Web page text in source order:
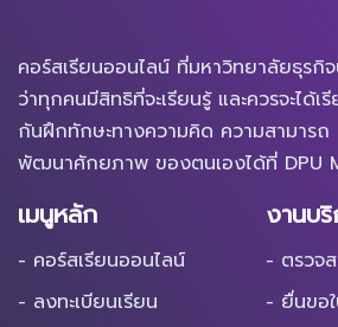
คอร์สเรียนออนไลน์ ที่มหาวิทยาลัยธุรกิ
ว่าทุกคนมีสิทธิที่จะเรียนรู้ และควรจะได้
กันฝึกทักษะทางความคิด ความสามาร
พัฒนาศักยภาพ ของตนเองได้ที่ DPU
เมนูหลัก
- คอร์สเรียนออนไลน์
- ลงทะเบียนเรียน
งานบ
- ตรวจ
- ยื่นขอ